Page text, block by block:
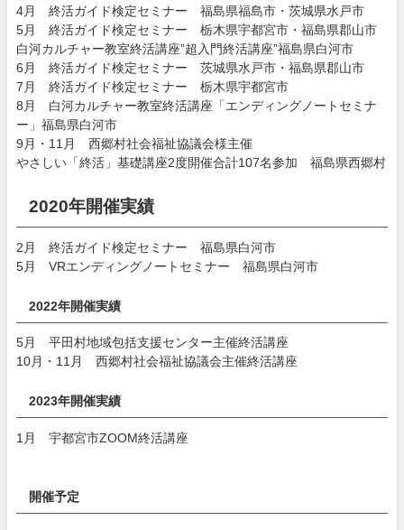
4月 終活ガイド検定セミナー 福島県福島市・茨城県水戸市
5月 終活ガイド検定セミナー 栃木県宇都宮市・福島県郡山市
白河カルチャー教室終活講座”超入門終活講座”福島県白河市
6月 終活ガイド検定セミナー 茨城県水戸市・福島県郡山市
7月 終活ガイド検定セミナー 栃木県宇都宮市
8月 白河カルチャー教室終活講座「エンディングノートセミナ
ー」福島県白河市
9月・11月 西郷村社会福祉協議会様主催
やさしい「終活」基礎講座2度開催合計107名参加 福島県西郷村
2020年開催実績
2月 終活ガイド検定セミナー 福島県白河市
5月 VRエンディングノートセミナー 福島県白河市
2022年開催実績
5月 平田村地域包括支援センター主催終活講座
10月・11月 西郷村社会福祉協議会主催終活講座
2023年開催実績
1月 宇都宮市ZOOM終活講座
開催予定